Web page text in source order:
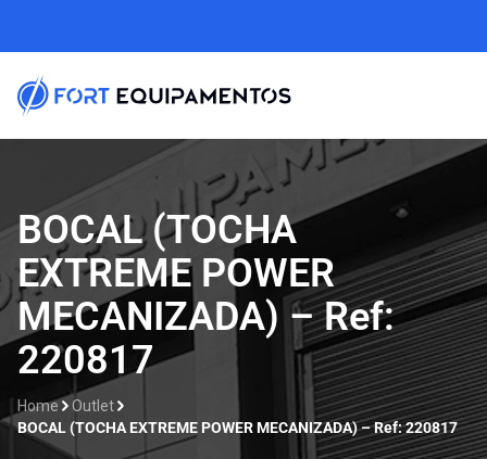
Home
Sobre nós
Linhas
Outlet
Contato
BOCAL (TOCHA
EXTREME POWER
MECANIZADA) – Ref:
220817
Home
Outlet
BOCAL (TOCHA EXTREME POWER MECANIZADA) – Ref: 220817